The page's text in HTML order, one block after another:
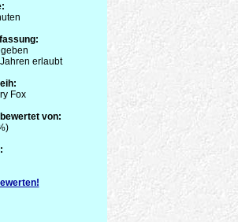
erlaubt
Fox
von: